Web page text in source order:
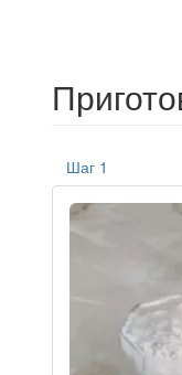
Шаг 1